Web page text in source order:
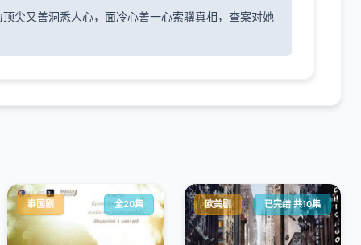
尖又善洞悉人心，面冷心善一心索骥真相，查案对她
泰国剧 全20集 欧美剧 已完结 共10集